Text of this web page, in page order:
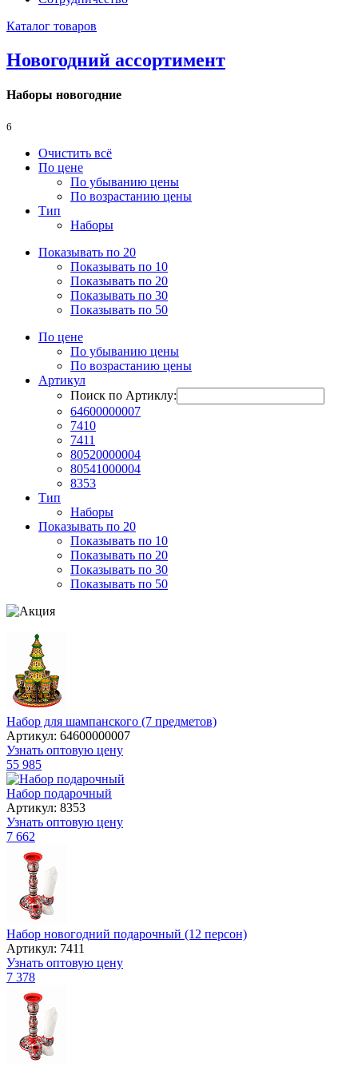
Каталог товаров
Новогодний ассортимент
Наборы новогодние
6
Очистить всё
По цене
По убыванию цены
По возрастанию цены
Тип
Наборы
Показывать по 20
Показывать по 10
Показывать по 20
Показывать по 30
Показывать по 50
По цене
По убыванию цены
По возрастанию цены
Артикул
Поиск по Артиклу:
64600000007
7410
7411
80520000004
80541000004
8353
Тип
Наборы
Показывать по 20
Показывать по 10
Показывать по 20
Показывать по 30
Показывать по 50
Набор для шампанского (7 предметов)
Артикул: 64600000007
Узнать оптовую цену
55 985
Набор подарочный
Артикул: 8353
Узнать оптовую цену
7 662
Набор новогодний подарочный (12 персон)
Артикул: 7411
Узнать оптовую цену
7 378